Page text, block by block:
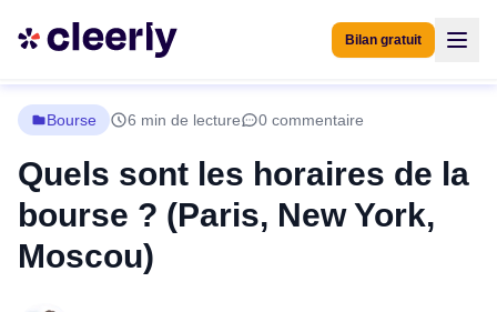
Bilan gratuit
Bourse 6 min de lecture 0 commentaire
Quels sont les horaires de la
bourse ? (Paris, New York,
Moscou)